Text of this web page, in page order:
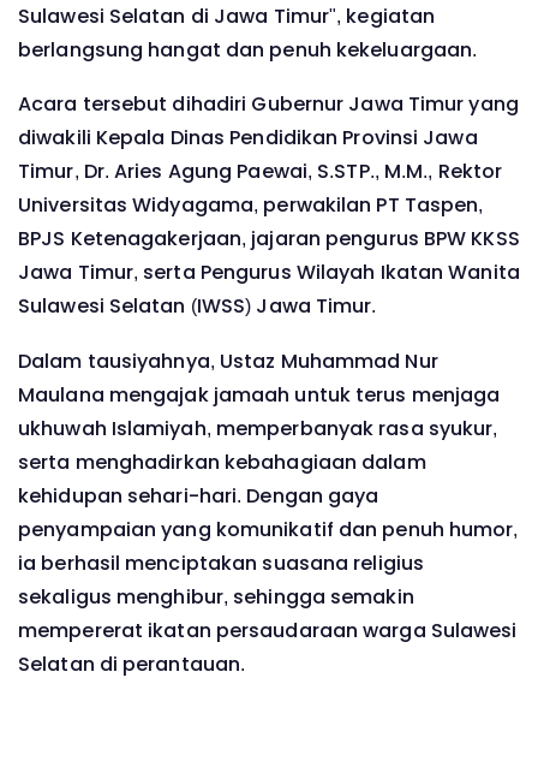
Sulawesi Selatan di Jawa Timur", kegiatan
berlangsung hangat dan penuh kekeluargaan.
Acara tersebut dihadiri Gubernur Jawa Timur yang
diwakili Kepala Dinas Pendidikan Provinsi Jawa
Timur, Dr. Aries Agung Paewai, S.STP., M.M., Rektor
Universitas Widyagama, perwakilan PT Taspen,
BPJS Ketenagakerjaan, jajaran pengurus BPW KKSS
Jawa Timur, serta Pengurus Wilayah Ikatan Wanita
Sulawesi Selatan (IWSS) Jawa Timur.
Dalam tausiyahnya, Ustaz Muhammad Nur
Maulana mengajak jamaah untuk terus menjaga
ukhuwah Islamiyah, memperbanyak rasa syukur,
serta menghadirkan kebahagiaan dalam
kehidupan sehari-hari. Dengan gaya
penyampaian yang komunikatif dan penuh humor,
ia berhasil menciptakan suasana religius
sekaligus menghibur, sehingga semakin
mempererat ikatan persaudaraan warga Sulawesi
Selatan di perantauan.